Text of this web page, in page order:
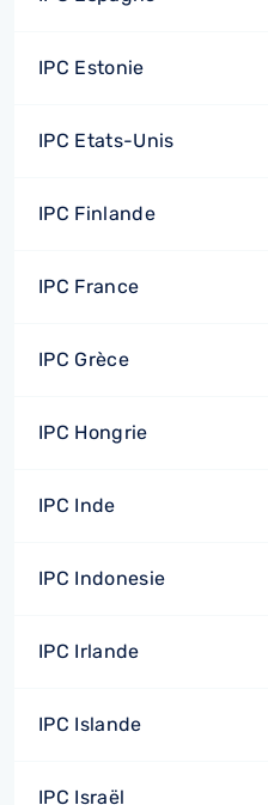
IPC Estonie
IPC Etats-Unis
IPC Finlande
IPC France
IPC Grèce
IPC Hongrie
IPC Inde
IPC Indonesie
IPC Irlande
IPC Islande
IPC Israël